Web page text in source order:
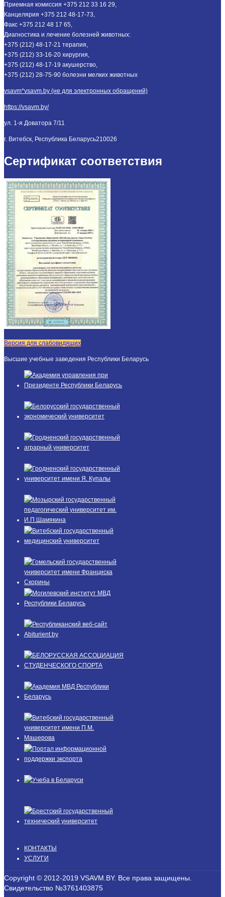
Приемная комиссия +375 212 33 16 29,
Канцелярия +375 212 48-17-73,
Факс +375 212 48 17 65,
Диагностика и лечение болезней животных:
+375 (212) 48-17-21 терапия,
+375 (212) 33-16-20 хирургия,
+375 (212) 48-17-19 акушерство,
+375 (212) 28-75-90 болезни мелких животных
vsavm*vsavm.by (не для электронных обращений)
https://vsavm.by/
ул. 1-я Доватора 7/11
г. Витебск, Республика Беларусь210026
Сертификат соответствия
Версия для слабовидящих
Высшие учебные заведения Республики Беларусь
КОНТАКТЫ
УСЛУГИ
Copyright © 2012-2019 VSAVM.BY. Все права защищены.
Свидетельство №3761403875